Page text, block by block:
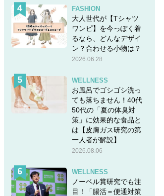
FASHION
大人世代が【Tシャツ
ワンピ】を今っぽく着
るなら、どんなデザイ
ン？合わせる小物は？
2026.06.28
WELLNESS
お風呂でゴシゴシ洗っ
ても落ちません！40代
50代の「夏の体臭対
策」に効果的な食品と
は【皮膚ガス研究の第
一人者が解説】
2026.08.06
WELLNESS
ノーベル賞研究でも注
目！「腸活＝便通対策